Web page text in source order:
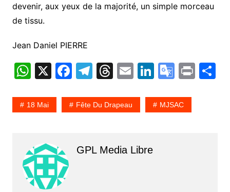
devenir, aux yeux de la majorité, un simple morceau
de tissu.
Jean Daniel PIERRE
W
at
p
p
X F
c
o
T
e
m
T
e
s
E
ai
Li
k
G
o
Pr P
18 Mai Fête Du Drapeau MJSAC
GPL Media Libre